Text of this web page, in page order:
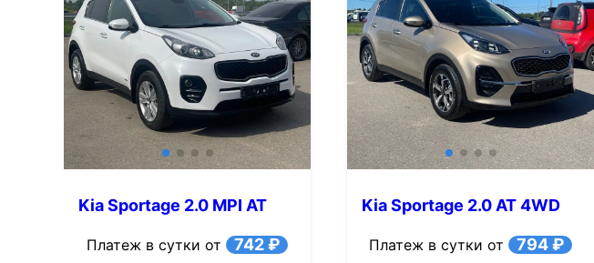
Kia Sportage 2.0 MPI AT
Платеж в сутки от 742 ₽
Kia Sportage 2.0 AT 4WD
Платеж в сутки от 794 ₽